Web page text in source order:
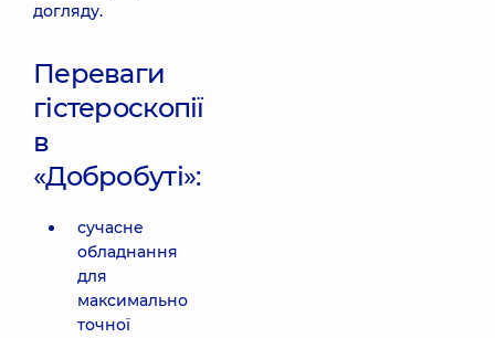
догляду.
Переваги
гістероскопії
в
«Добробуті»:
сучасне
обладнання
для
максимально
точної